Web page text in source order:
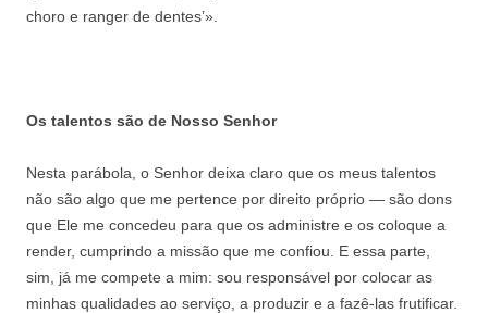
choro e ranger de dentes’».
Os talentos são de Nosso Senhor
Nesta parábola, o Senhor deixa claro que os meus talentos
não são algo que me pertence por direito próprio — são dons
que Ele me concedeu para que os administre e os coloque a
render, cumprindo a missão que me confiou. E essa parte,
sim, já me compete a mim: sou responsável por colocar as
minhas qualidades ao serviço, a produzir e a fazê-las frutificar.